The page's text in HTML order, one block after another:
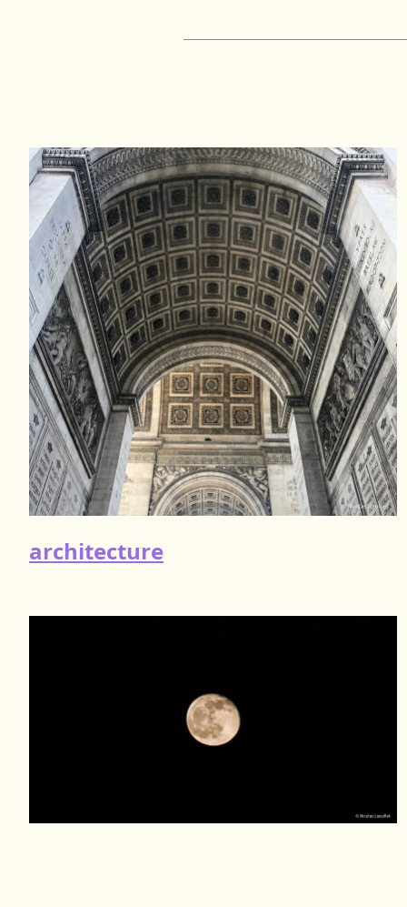
architecture